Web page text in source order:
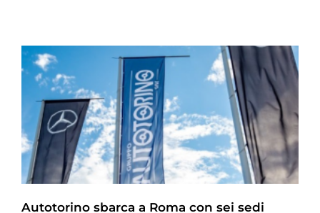
Autotorino sbarca a Roma con sei sedi